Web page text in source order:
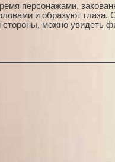
персонажами,
и образуют
стороны, можно увидеть